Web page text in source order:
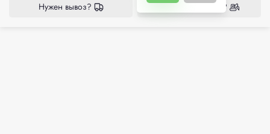
Нужен вывоз? Нужен демонтаж?